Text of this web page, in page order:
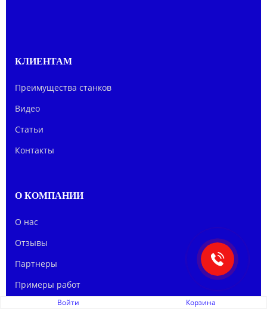
Войти Корзина
КЛИЕНТАМ
Преимущества станков
Видео
Статьи
Контакты
О КОМПАНИИ
О нас
Отзывы
Партнеры
Примеры работ